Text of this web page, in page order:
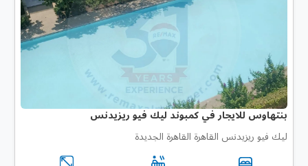
بنتهاوس للايجار في كمبوند ليك فيو ريزيدنس
ليك فيو ريزيدنس القاهرة القاهرة الجديدة